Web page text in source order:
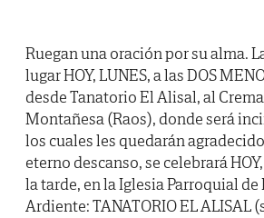
Ruegan una oración por su alma.
lugar HOY, LUNES, a las DOS
desde Tanatorio El Alisal, al
Montañesa (Raos), donde será
los cuales les quedarán
eterno descanso, se celebrará
la tarde, en la Iglesia Parroquial
Ardiente: TANATORIO EL ALISAL